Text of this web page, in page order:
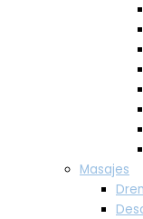
Masajes